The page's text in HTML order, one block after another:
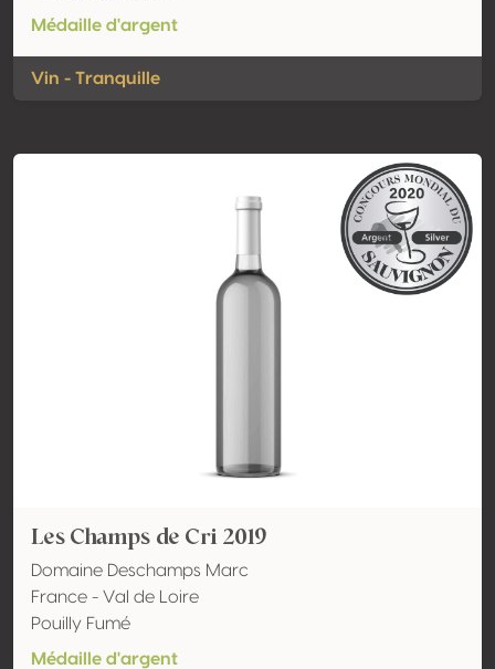
Médaille d'argent
Vin - Tranquille
Les Champs de Cri 2019
Domaine Deschamps Marc
France - Val de Loire
Pouilly Fumé
Médaille d'argent